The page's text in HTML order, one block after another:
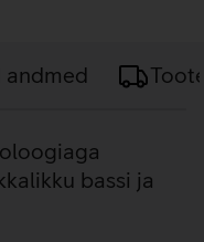
andmed
bassi ja